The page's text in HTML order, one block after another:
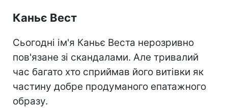
Каньє Вест
Сьогодні ім'я Каньє Веста нерозривно
пов'язане зі скандалами. Але тривалий
час багато хто сприймав його витівки як
частину добре продуманого епатажного
образу.